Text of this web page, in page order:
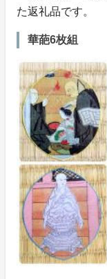
た返礼品です。
華葩6枚組